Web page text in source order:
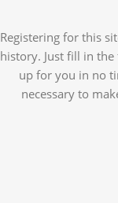
Registering for this
history. Just fill in
up for you in no
necessary to